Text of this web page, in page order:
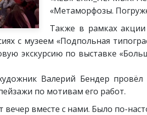
«Метаморфозы.
Также в рамках акции
с музеем «Подпольная
экскурсию по выставке
Валерий Бендер
по мотивам его работ.
вечер вместе с нами. Было по-